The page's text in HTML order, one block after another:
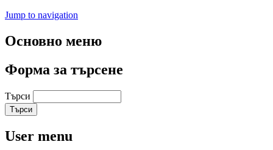
Jump to navigation
Основно меню
Форма за търсене
Търси
User menu